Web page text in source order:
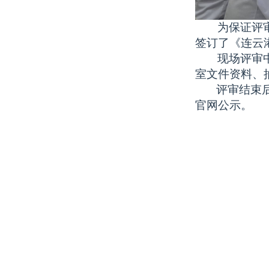
为保证评
签订了《连云
现场评审
室文件资料、
评审结束后
官网公示。